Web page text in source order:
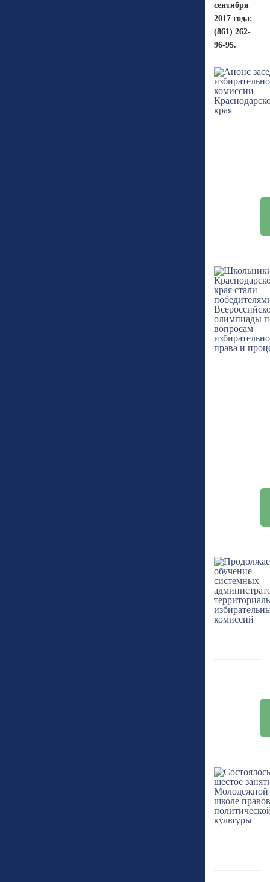
сентября
2017 года:
(861) 262-
96-95.